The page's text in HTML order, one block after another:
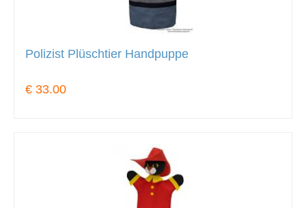
Polizist Plüschtier Handpuppe
€ 33.00